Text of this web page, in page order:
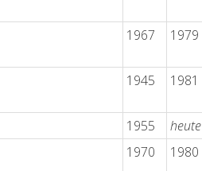
1967 1979
1945 1981
1955
heute
1970 1980